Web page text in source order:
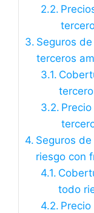
Seguros
terceros
Seguros
riesgo con
todo